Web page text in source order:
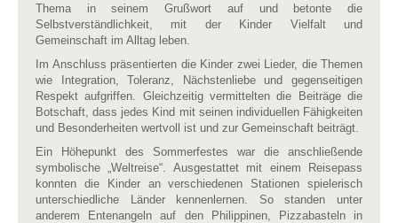
Thema in seinem Grußwort auf und betonte die
Selbstverständlichkeit, mit der Kinder Vielfalt und
Gemeinschaft im Alltag leben.
Im Anschluss präsentierten die Kinder zwei Lieder, die Themen
wie Integration, Toleranz, Nächstenliebe und gegenseitigen
Respekt aufgriffen. Gleichzeitig vermittelten die Beiträge die
Botschaft, dass jedes Kind mit seinen individuellen Fähigkeiten
und Besonderheiten wertvoll ist und zur Gemeinschaft beiträgt.
Ein Höhepunkt des Sommerfestes war die anschließende
symbolische „Weltreise“. Ausgestattet mit einem Reisepass
konnten die Kinder an verschiedenen Stationen spielerisch
unterschiedliche Länder kennenlernen. So standen unter
anderem Entenangeln auf den Philippinen, Pizzabasteln in